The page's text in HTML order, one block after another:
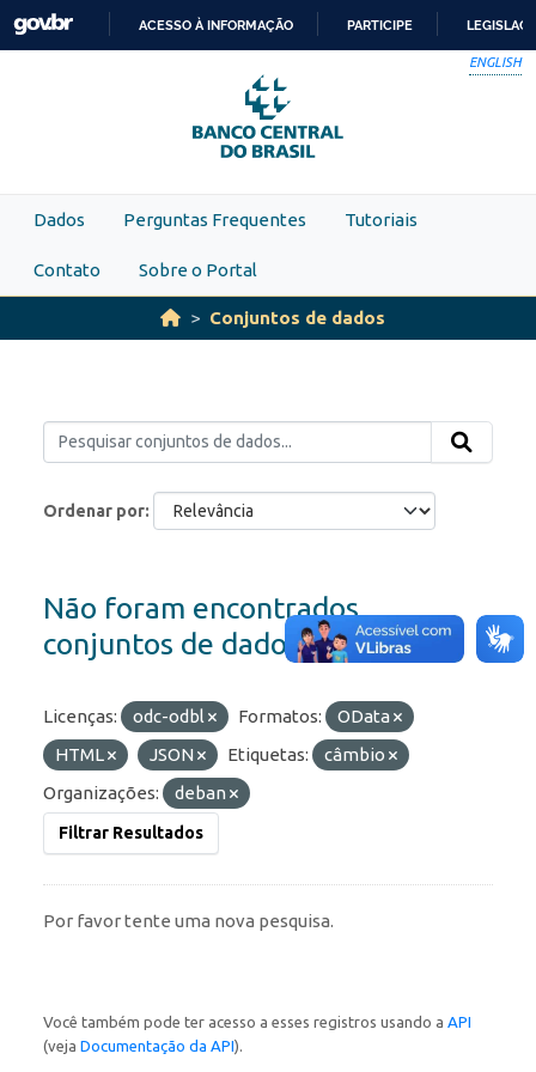
Skip to main content
PARA
O
CONTEÚDO
ACESSO À INFORMAÇÃO PARTICIPE
ENGLISH
Dados Perguntas Frequentes Tutoriais
Contato Sobre o Portal
Conjuntos de dados
Ordenar por
Não foram encontrados
conjuntos de dados
Licenças: odc-odbl Formatos:
OData
HTML
JSON Etiquetas:
câmbio
Organizações:
deban
Filtrar Resultados
Por favor tente uma nova pesquisa.
Você também pode ter acesso a esses registros usando a API
(veja Documentação da API).